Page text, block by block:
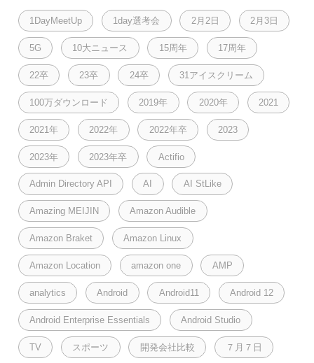
1DayMeetUp 1day選考会 2月2日 2月3日
5G 10大ニュース 15周年 17周年
22卒 23卒 24卒 31アイスクリーム
100万ダウンロード 2019年 2020年 2021
2021年 2022年 2022年卒 2023
2023年 2023年卒 Actifio
Admin Directory API AI AI StLike
Amazing MEIJIN Amazon Audible
Amazon Braket Amazon Linux
Amazon Location amazon one AMP
analytics Android Android11 Android 12
Android Enterprise Essentials Android Studio
TV スポーツ 開発会社比較 ７月７日